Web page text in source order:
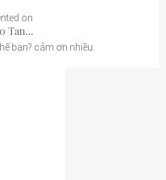
on
Tan...
bạn? cảm ơn nhiều.